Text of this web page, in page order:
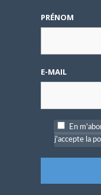
– Spécial Posters
disponible !
Une nouvelle
Digimon en
PRÉNOM
E-MAIL
En
j'accepte la